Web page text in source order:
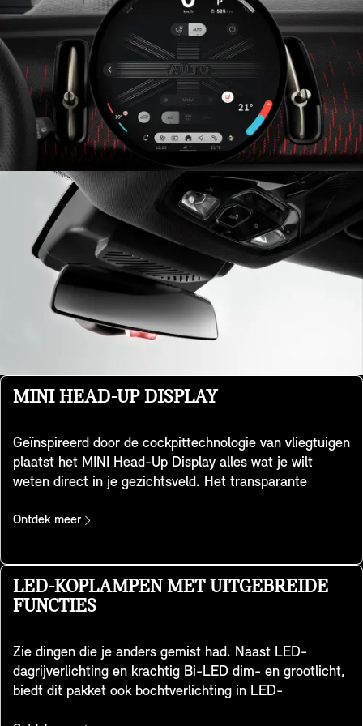
MINI HEAD-UP DISPLAY
Geïnspireerd door de cockpittechnologie van vliegtuigen
plaatst het MINI Head-Up Display alles wat je wilt
weten direct in je gezichtsveld. Het transparante
weer, zoals rijsnelheid, kaarten, rijhulpfuncties en
uitstekende beeldkwaliteit, zelfs in een fel verlichte
omgeving. Je kunt de hoogte en helderheid eenvoudig
aanpassen en de weergegeven informatie afstemmen
genieten van een consistente totaalervaring – en
volledig overzicht behoudt.
Ontdek meer
LED-KOPLAMPEN MET UITGEBREIDE
FUNCTIES
Zie dingen die je anders gemist had. Naast LED-
dagrijverlichting en krachtig Bi-LED dim- en grootlicht,
biedt dit pakket ook bochtverlichting in LED-